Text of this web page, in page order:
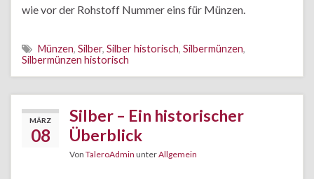
wie vor der Rohstoff Nummer eins für Münzen.
Münzen, Silber, Silber historisch, Silbermünzen,
Silbermünzen historisch
MÄRZ
08
Silber – Ein historischer
Überblick
Von TaleroAdmin unterAllgemein